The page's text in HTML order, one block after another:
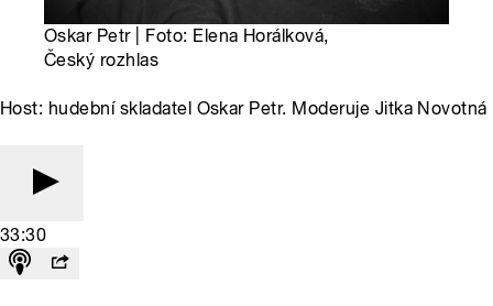
Oskar Petr | Foto: Elena Horálková,
Český rozhlas
Host: hudební skladatel Oskar Petr. Moderuje Jitka Novotná
33:30